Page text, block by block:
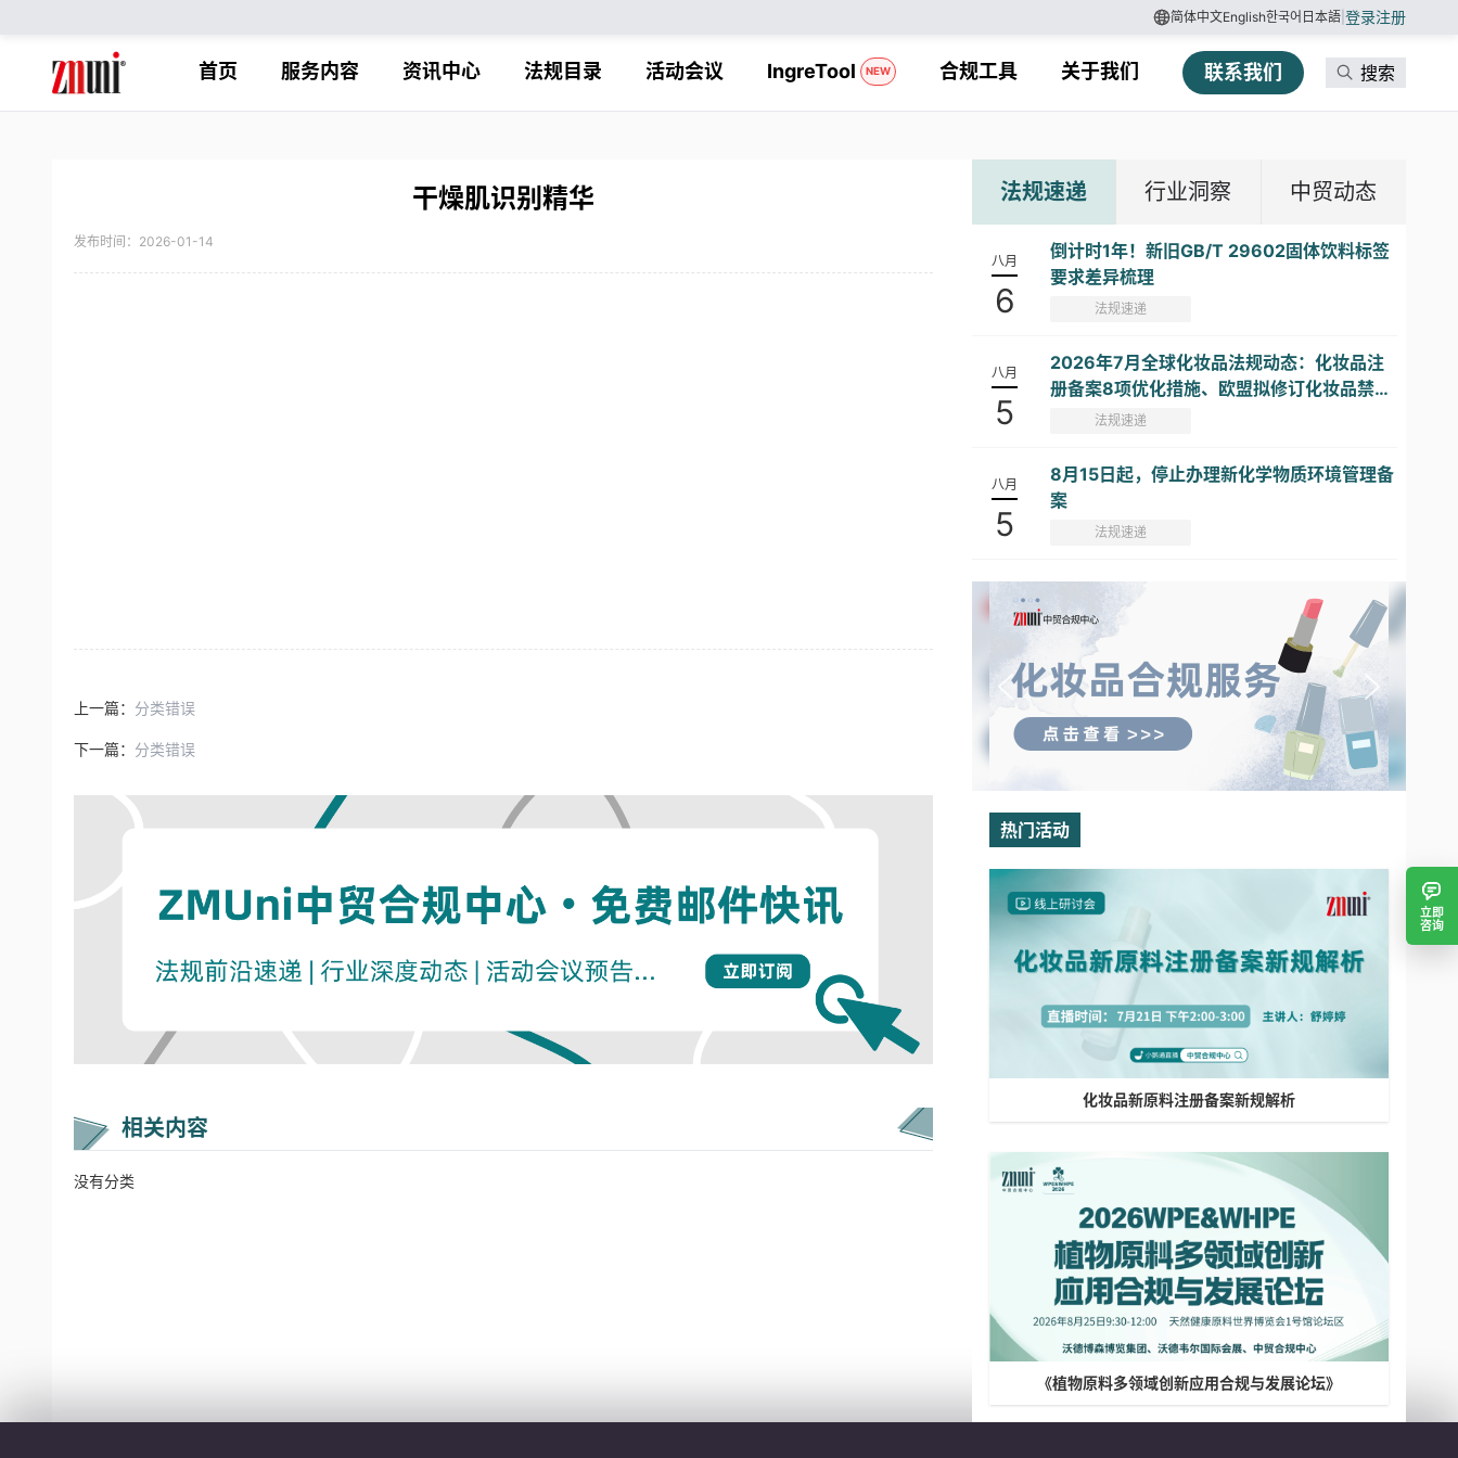
简体中文English한국어 日本語 登录注册
首页 服务内容 资讯中心 法规目录 活动会议 IngreTool NEW 合规工具 关于我们 联系我们 搜索
干燥肌识别精华
发布时间：2026-01-14
上一篇： 分类错误
下一篇： 分类错误
相关内容
没有分类
法规速递 行业洞察 中贸动态
八月
6
倒计时1年！新旧GB/T 29602固体饮料标签
要求差异梳理
法规速递
八月
5
2026年7月全球化妆品法规动态：化妆品注
册备案8项优化措施、欧盟拟修订化妆品禁限
用物质清单...
法规速递
八月
5
8月15日起，停止办理新化学物质环境管理备
案
法规速递
热门活动
化妆品新原料注册备案新规解析
《植物原料多领域创新应用合规与发展论坛》
立即
咨询